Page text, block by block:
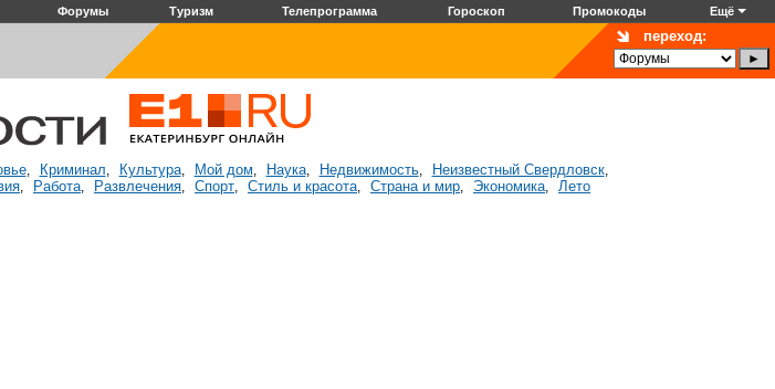
Форумы Туризм Телепрограмма Гороскоп Промокоды Ещё
переход:
, Криминал, Культура, Мой дом, Наука, Недвижимость, Неизвестный Свердловск,
, Работа, Развлечения, Спорт, Стиль и красота, Страна и мир, Экономика, Лето